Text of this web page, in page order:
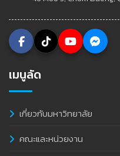
เมนูลัด
เกี่ยวกับมหาวิทยาลัย
คณะและหน่วยงาน